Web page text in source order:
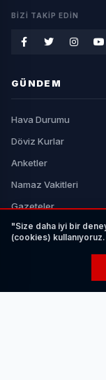
BIZI TAKIP EDIN
GÜNDEM
Hava Durumu
Döviz Kurlar
Anketler
Namaz Vakitleri
Gazeteler
Son Depremler
"Size daha iyi bir
(cookies) kullanıyoruz.